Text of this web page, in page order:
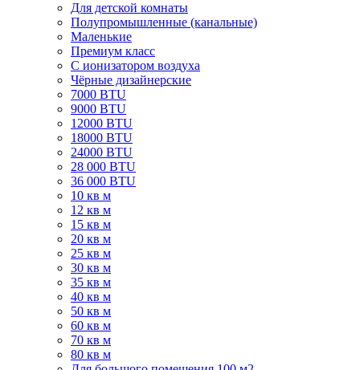
Для детской комнаты
Полупромышленные (канальные)
Маленькие
Премиум класс
C ионизатором воздуха
Чёрные дизайнерские
7000 BTU
9000 BTU
12000 BTU
18000 BTU
24000 BTU
28 000 BTU
36 000 BTU
10 кв м
12 кв м
15 кв м
20 кв м
25 кв м
30 кв м
35 кв м
40 кв м
50 кв м
60 кв м
70 кв м
80 кв м